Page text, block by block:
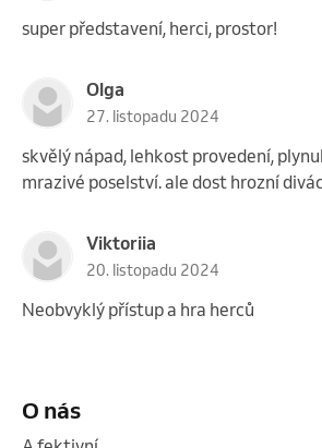
super představení, herci, prostor!
Olga
27. listopadu 2024
skvělý nápad, lehkost provedení,
mrazivé poselství. ale dost hrozní
Viktoriia
20. listopadu 2024
Neobvyklý přístup a hra herců
O nás